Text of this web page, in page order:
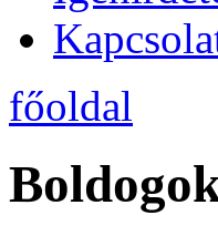
főoldal